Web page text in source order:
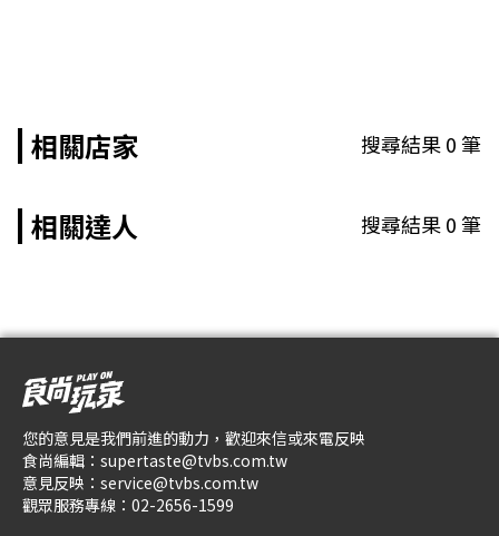
相關店家 搜尋結果0筆
相關達人 搜尋結果0筆
您的意見是我們前進的動力，歡迎來信或來電反映
食尚編輯： supertaste@tvbs.com.tw
意見反映： service@tvbs.com.tw
觀眾服務專線： 02-2656-1599